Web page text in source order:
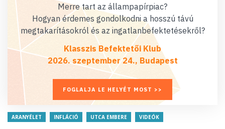
Merre tart az állampapírpiac?
Hogyan érdemes gondolkodni a hosszú távú
megtakarításokról és az ingatlanbefektetésekről?
Klasszis Befektetői Klub
2026. szeptember 24., Budapest
FOGLALJA LE HELYÉT MOST >>
ARANYÉLET INFLÁCIÓ UTCA EMBERE VIDEÓK